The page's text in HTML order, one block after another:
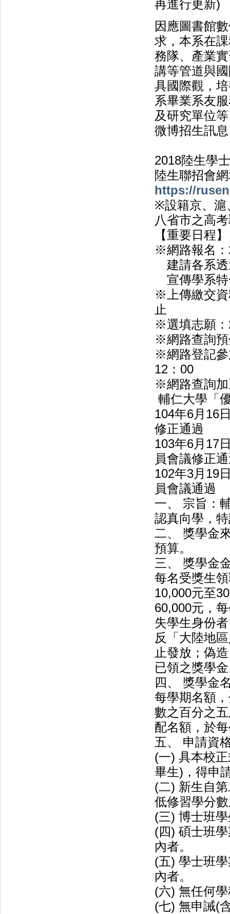
再進行更新)
因應圖書館
求，本系在
務隊、產業
講等管道與
具國際觀，
系畢業系友
及研究單位
微博招生訊
2018陸生學
陸生聯招會
https://
※設籍京、滬
八省市之高
【重要日程
※網路報名：
建請各系透
宣傳學系特
※上傳繳交資
止
※選填志願：
※網路查詢
※網路登記參
12：00
※網路查詢
輔仁大學「
104年6月16
修正通過
103年6月17
員會議修正
102年3月19
員會議通過
一、 宗旨：
認真向學，
二、 獎學金
預算。
三、 獎學金
每名受獎生
10,000元至
60,000元，
失學生身份
反「大陸地
止發放；偽
已領之獎學
四、 獎學金
每學期名額
數之百分之
配名額，於
五、 申請資
(一) 具本校
畢生)，得申
(二) 新生自
低修習學分
(三) 博士班
(四) 碩士班
內者。
(五) 學士班
內者。
(六) 無任何
(七) 無申誡(